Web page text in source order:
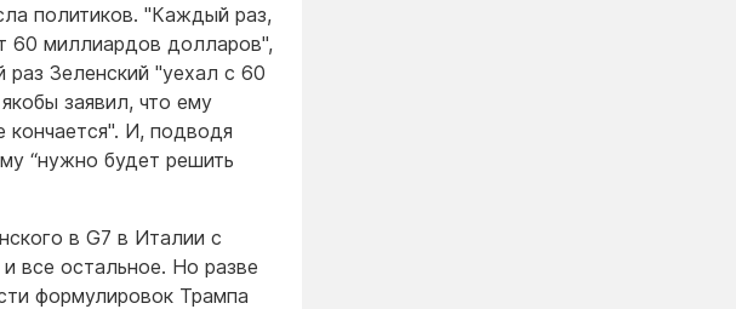
политиков. "Каждый раз,
60 миллиардов долларов",
Зеленский "уехал с 60
заявил, что ему
И, подводя
“нужно будет решить
в G7 в Италии с
все остальное. Но разве
формулировок Трампа